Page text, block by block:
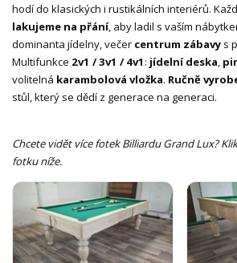
hodí do klasických i rustikálních interiérů.
lakujeme na přání, aby ladil s vaším
dominanta jídelny, večer centrum zábavy s
Multifunkce 2v1 / 3v1 / 4v1 : jídelní deska,
volitelná karambolová vložka. Ručně
stůl, který se dědí z generace na generaci.
Chcete vidět více fotek Billiardu Grand Lux?
fotku níže.